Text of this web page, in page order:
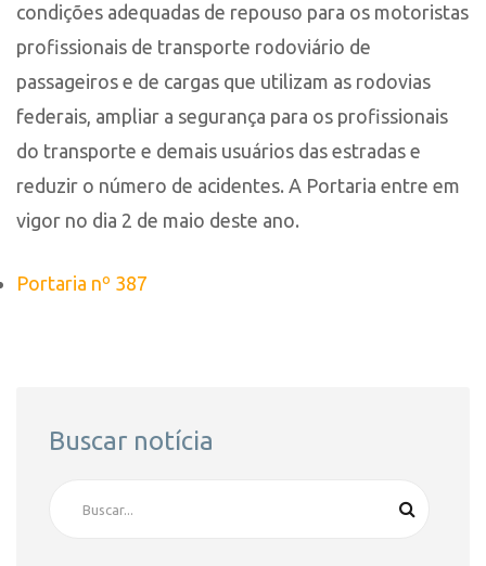
condições adequadas de repouso para os motoristas
profissionais de transporte rodoviário de
passageiros e de cargas que utilizam as rodovias
federais, ampliar a segurança para os profissionais
do transporte e demais usuários das estradas e
reduzir o número de acidentes. A Portaria entre em
vigor no dia 2 de maio deste ano.
Portaria nº 387
Buscar notícia